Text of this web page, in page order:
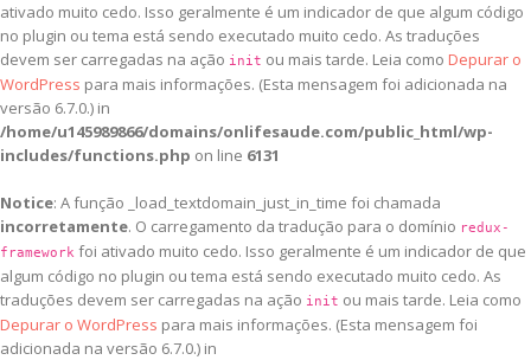
ativado muito cedo. Isso geralmente é um indicador de que algum código
no plugin ou tema está sendo executado muito cedo. As traduções
devem ser carregadas na ação init ou mais tarde. Leia como Depurar o
WordPress para mais informações. (Esta mensagem foi adicionada na
versão 6.7.0.) in
/home/u145989866/domains/onlifesaude.com/public_html/wp-
includes/functions.php on line 6131
Notice: A função _load_textdomain_just_in_time foi chamada
incorretamente. O carregamento da tradução para o domínio redux-
framework foi ativado muito cedo. Isso geralmente é um indicador de que
algum código no plugin ou tema está sendo executado muito cedo. As
traduções devem ser carregadas na ação init ou mais tarde. Leia como
Depurar o WordPress para mais informações. (Esta mensagem foi
adicionada na versão 6.7.0.) in